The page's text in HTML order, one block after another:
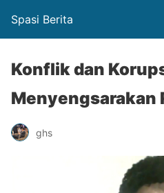
Spasi Berita
Konflik dan
Menyengsarakan
ghs